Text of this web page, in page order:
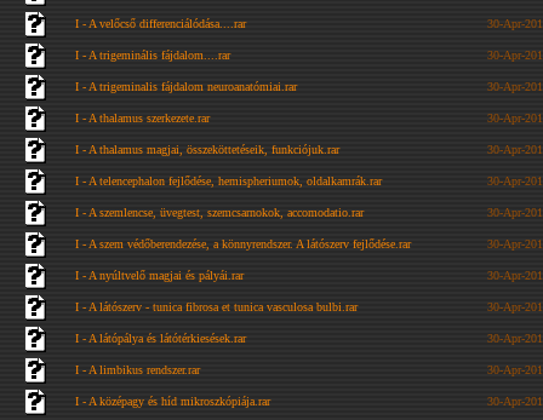
I - A velőcső differenciálódása....rar 30-Apr-
I - A trigeminális fájdalom....rar 30-Apr-
I - A trigeminalis fájdalom neuroanatómiai.rar 30-Apr-
I - A thalamus szerkezete.rar 30-Apr-
I - A thalamus magjai, összeköttetéseik, funkciójuk.rar 30-Apr-
I - A telencephalon fejlődése, hemispheriumok, oldalkamrák.rar 30-Apr-
I - A szemlencse, üvegtest, szemcsarnokok, accomodatio.rar 30-Apr-
I - A szem védőberendezése, a könnyrendszer. A látószerv fejlődése.rar 30-Apr-
I - A nyúltvelő magjai és pályái.rar 30-Apr-
I - A látószerv - tunica fibrosa et tunica vasculosa bulbi.rar 30-Apr-
I - A látópálya és látótérkiesések.rar 30-Apr-
I - A limbikus rendszer.rar 30-Apr-
I - A középagy és híd mikroszkópiája.rar 30-Apr-